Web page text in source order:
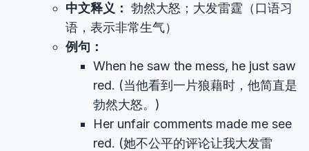
中文释义： 勃然大怒；大发雷霆（口语习
语，表示非常生气）
例句：
When he saw the mess, he just saw
red. (当他看到一片狼藉时，他简直是
勃然大怒。)
Her unfair comments made me see
red. (她不公平的评论让我大发雷